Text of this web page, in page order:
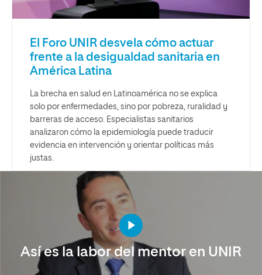
El Foro UNIR desvela cómo actuar
frente a la desigualdad sanitaria en
América Latina
La brecha en salud en Latinoamérica no se explica
solo por enfermedades, sino por pobreza, ruralidad y
barreras de acceso. Especialistas sanitarios
analizaron cómo la epidemiología puede traducir
evidencia en intervención y orientar políticas más
justas.
Así es la labor del mentor en UNIR